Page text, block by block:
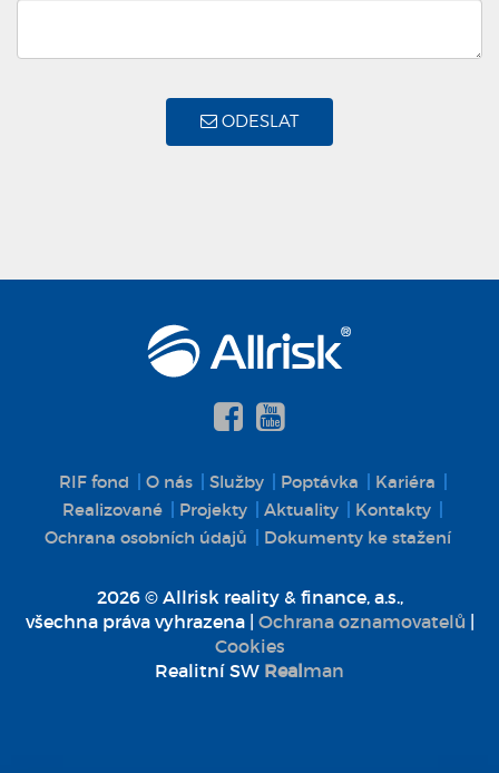
ODESLAT
RIF fond O nás Služby Poptávka
Kariéra
Realizované
Projekty Aktuality
Kontakty
Ochrana osobních údajů
Dokumenty ke stažení
2026 © Allrisk reality & finance, a.s.,
všechna práva vyhrazena | Ochrana oznamovatelů |
Cookies
Realitní SW Realman